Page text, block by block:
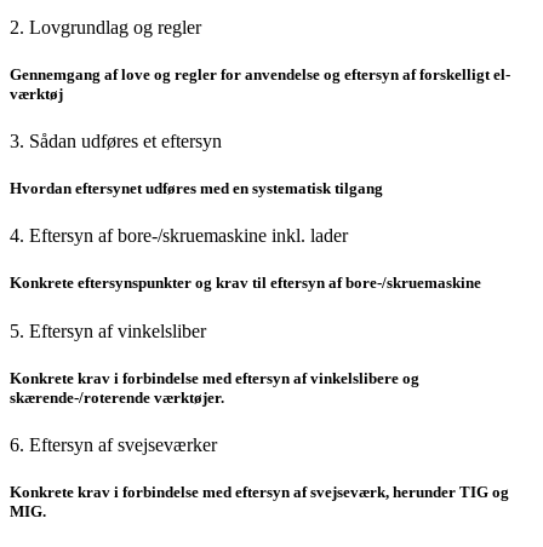
2. Lovgrundlag og regler
Gennemgang af love og regler for anvendelse og eftersyn af forskelligt el-
værktøj
3. Sådan udføres et eftersyn
Hvordan eftersynet udføres med en systematisk tilgang
4. Eftersyn af bore-/skruemaskine inkl. lader
Konkrete eftersynspunkter og krav til eftersyn af bore-/skruemaskine
5. Eftersyn af vinkelsliber
Konkrete krav i forbindelse med eftersyn af vinkelslibere og
skærende-/roterende værktøjer.
6. Eftersyn af svejseværker
Konkrete krav i forbindelse med eftersyn af svejseværk, herunder TIG og
MIG.